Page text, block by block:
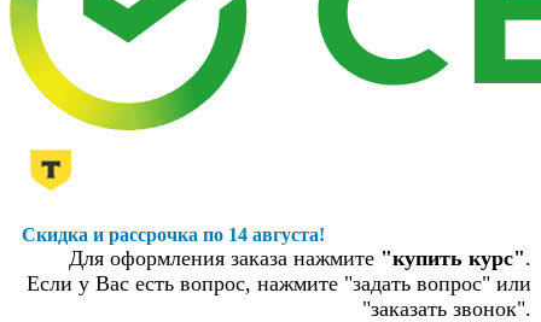
Скидка и рассрочка по 14 августа!
Для оформления заказа нажмите "купить курс".
Если у Вас есть вопрос, нажмите "задать вопрос" или
"заказать звонок".